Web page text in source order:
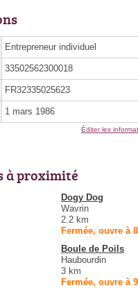
Entrepreneur individuel
33502562300018
FR32335025623
1 mars 1986
Éditer les
à proximité
Dogy Dog
Wavrin
2.2 km
Fermée, ouvre à
Boule de Poils
Haubourdin
3 km
Fermée, ouvre à